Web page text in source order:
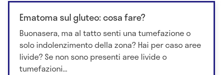
Ematoma sul gluteo: cosa fare?
Buonasera, ma al tatto senti una tumefazione o
solo indolenzimento della zona? Hai per caso aree
livide? Se non sono presenti aree livide o
tumefazioni...